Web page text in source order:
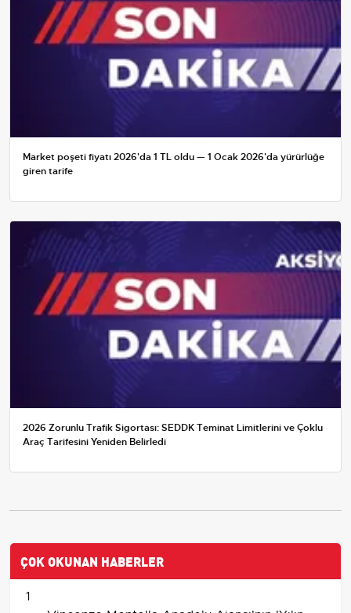
Market poşeti fiyatı 2026'da 1 TL oldu — 1 Ocak 2026'da yürürlüğe
giren tarife
2026 Zorunlu Trafik Sigortası: SEDDK Teminat Limitlerini ve Çoklu
Araç Tarifesini Yeniden Belirledi
ÇOK OKUNAN HABERLER
1